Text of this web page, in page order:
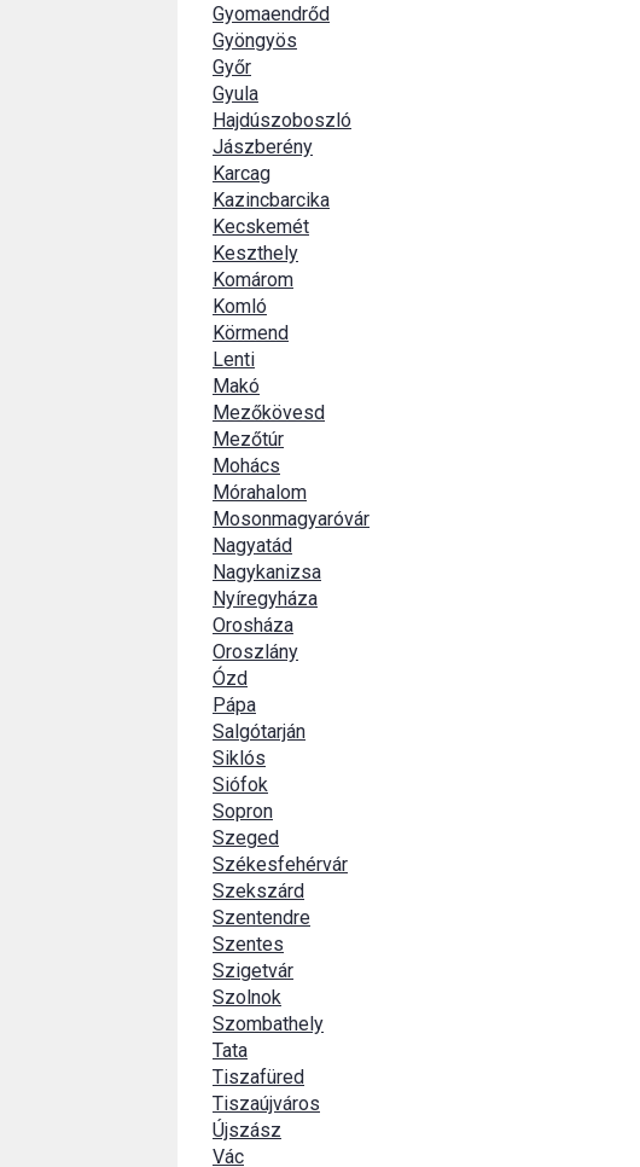
Gyomaendrőd
Gyöngyös
Győr
Gyula
Hajdúszoboszló
Jászberény
Karcag
Kazincbarcika
Kecskemét
Keszthely
Komárom
Komló
Körmend
Lenti
Makó
Mezőkövesd
Mezőtúr
Mohács
Mórahalom
Mosonmagyaróvár
Nagyatád
Nagykanizsa
Nyíregyháza
Orosháza
Oroszlány
Ózd
Pápa
Salgótarján
Siklós
Siófok
Sopron
Szeged
Székesfehérvár
Szekszárd
Szentendre
Szentes
Szigetvár
Szolnok
Szombathely
Tata
Tiszafüred
Tiszaújváros
Újszász
Vác